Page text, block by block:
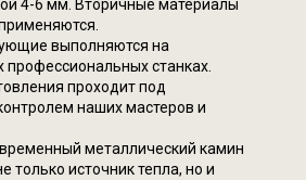
4-6 мм. Вторичные материалы
выполняются на
профессиональных станках.
проходит под
наших мастеров и
металлический камин
только источник тепла, но и